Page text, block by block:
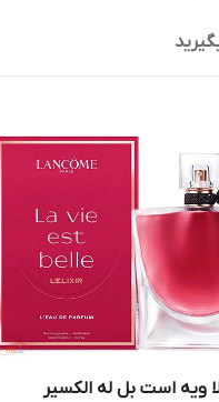
ویه است بل له الکسیر